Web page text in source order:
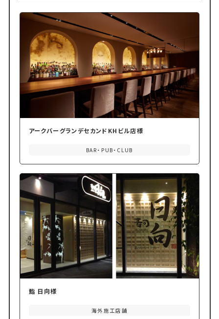
アークバーグランデセカンドKHビル店様
BAR・PUB・CLUB
鮨 日向様
海外施工店舗